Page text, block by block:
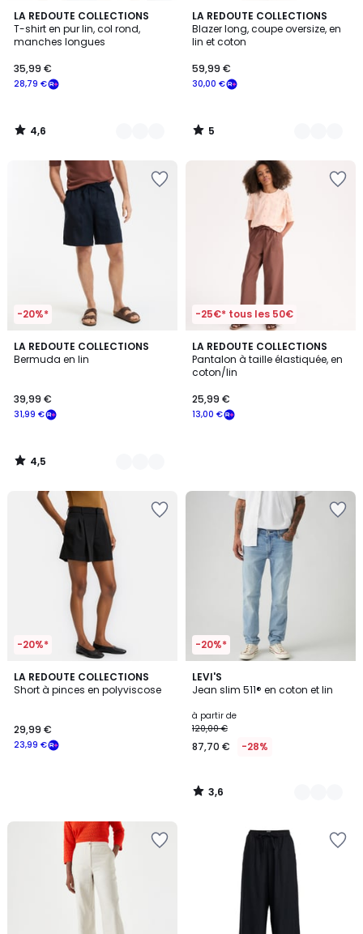
LA REDOUTE COLLECTIONS
T-shirt en pur lin, col rond,
manches longues
28,79 €
35,99 €
4,6
/ 5
2
Couleurs
4,6
/
LA REDOUTE COLLECTIONS
Blazer long, coupe oversize, en
lin et coton
30,00 €
59,99 €
5
/
5
2
Couleurs
5
/
-20%*
LA REDOUTE COLLECTIONS
Bermuda en lin
31,99 €
39,99 €
4,5
/ 5
3
Couleurs
4,5
/
-25€* tous les 50€
LA REDOUTE COLLECTIONS
Pantalon à taille élastiquée, en
coton/lin
13,00 €
25,99 €
-20%*
LA REDOUTE COLLECTIONS
Short à pinces en polyviscose
23,99 €
29,99 €
-20%*
LEVI'S
Jean slim 511® en coton et lin
à partir de
120,00 €
87,70 € -28%
3,6
/ 5
2
Couleurs
3,6
/